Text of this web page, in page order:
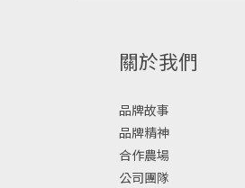
關於我們
品牌故事
品牌精神
合作農場
公司團隊